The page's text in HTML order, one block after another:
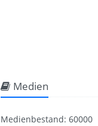
Medien
Medienbestand: 60000